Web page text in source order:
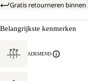
Gratis retourneren binnen
Belangrijkste kenmerken
ADEMEND